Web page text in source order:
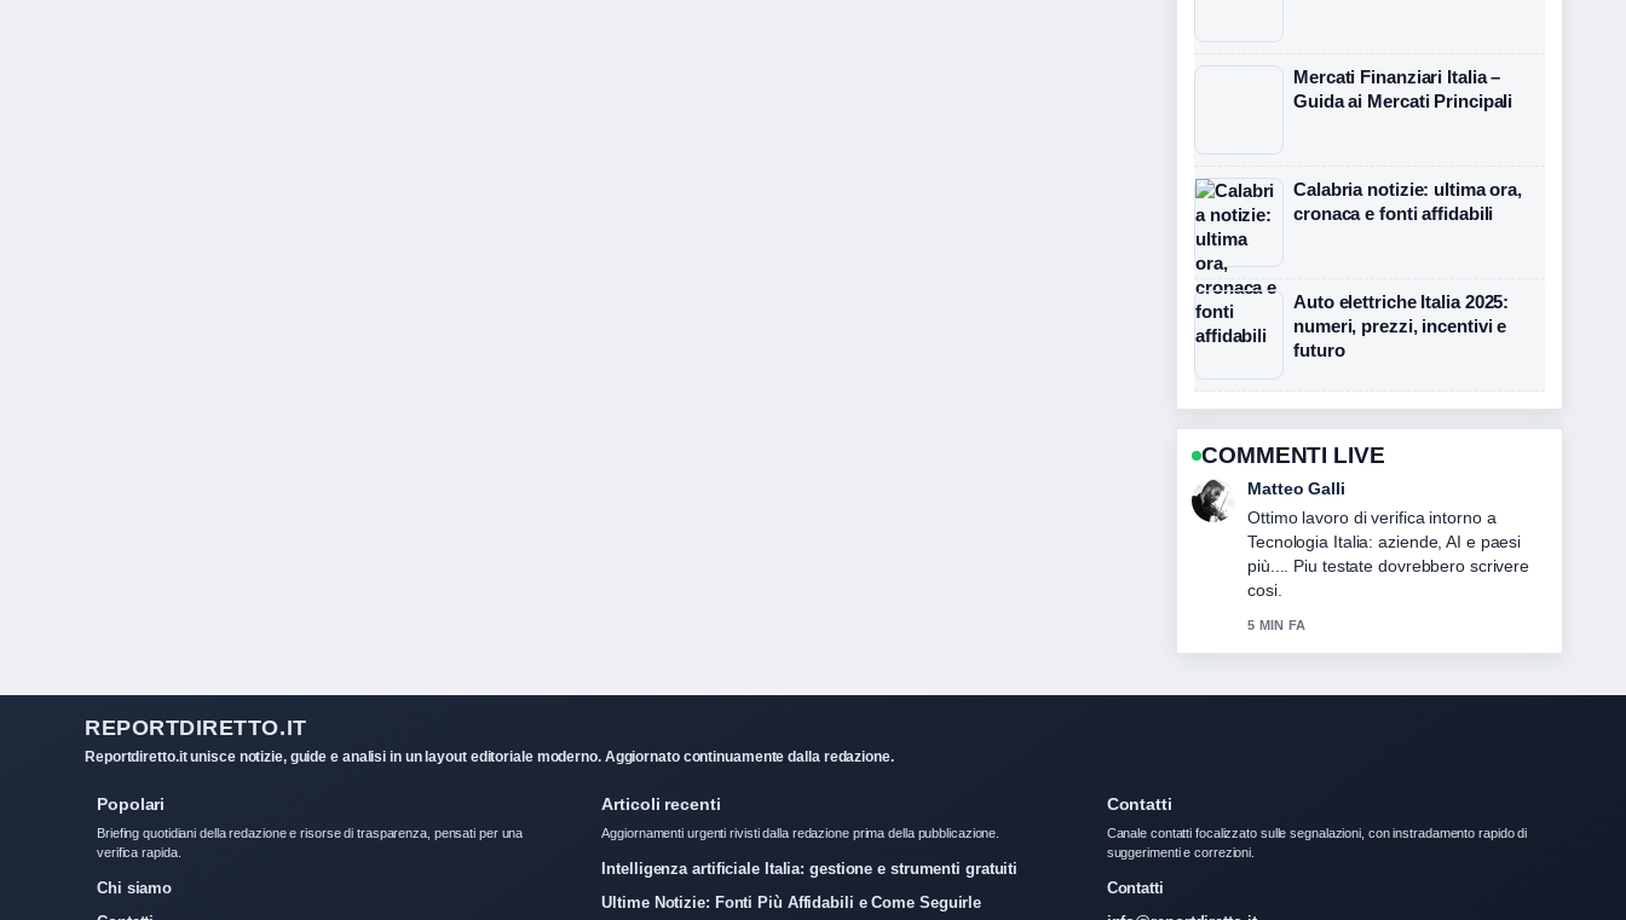
Mercati Finanziari Italia –
Guida ai Mercati Principali
Calabria notizie: ultima ora,
cronaca e fonti affidabili
Auto elettriche Italia 2025:
numeri, prezzi, incentivi e
futuro
COMMENTI LIVE
Chiara Romano
Ottima analisi di Intelligenza artificiale
Italia: gestione e strumenti gratuiti. E la
sintesi piu chiara che abbia visto oggi.
7 MIN FA
Reportdiretto.it unisce notizie, guide e analisi in un layout editoriale moderno. Aggiornato continuamente dalla redazione.
Briefing quotidiani della redazione e risorse di trasparenza, pensati per una
verifica rapida.
Aggiornamenti urgenti rivisti dalla redazione prima della pubblicazione.
Ultime Notizie: Fonti Più Affidabili e Come Seguirle
Tecnologia Italia: aziende, AI e paesi più tecnologici 2025
Canale contatti focalizzato sulle segnalazioni, con instradamento rapido di
suggerimenti e correzioni.